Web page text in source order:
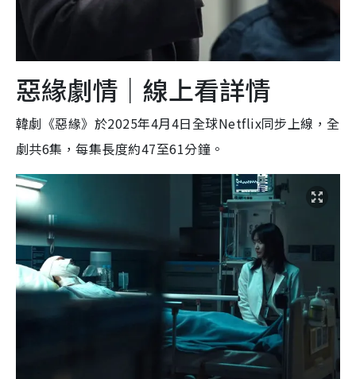
惡緣劇情｜線上看詳情
韓劇《惡緣》於2025年4月4日全球Netflix同步上線，全
劇共6集，每集長度約47至61分鐘。